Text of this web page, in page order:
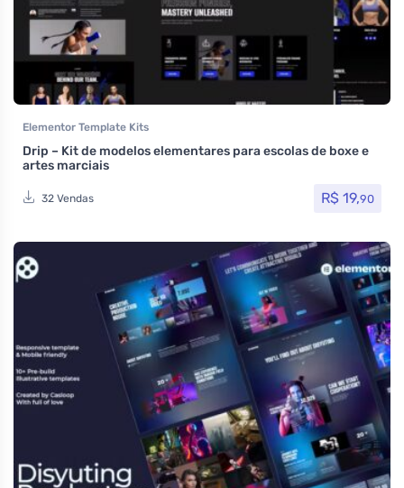
Elementor Template Kits
Drip – Kit de modelos elementares para escolas de boxe e
artes marciais
32 Vendas R$ 19,90